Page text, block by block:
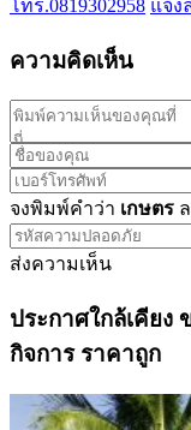
โทร.0819302958 แจ้ง
ความคิดเห็น
จงพิมพ์คำว่า เกษตร
ส่งความเห็น
ประกาศใกล้เคียง
กิจการ ราคาถูก